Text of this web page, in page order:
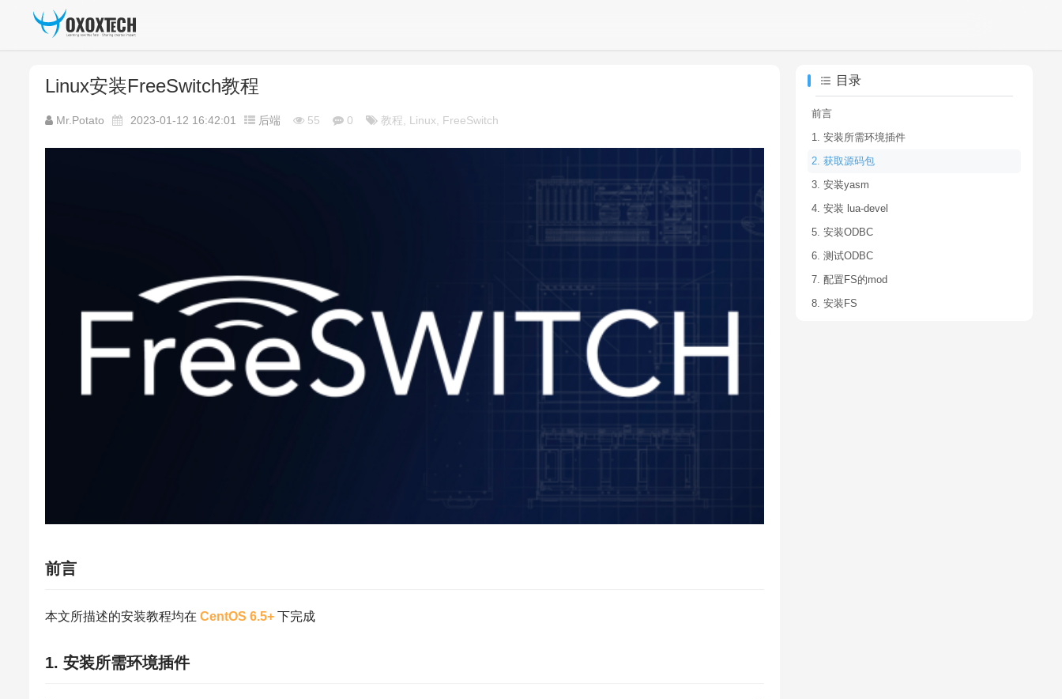
Linux安装FreeSwitch教程
Mr.Potato 2023-01-12 16:42:01 后端 55 0 教程, Linux, FreeSwitch
前言
本文所描述的安装教程均在 CentOS 6.5+ 下完成
1. 安装所需环境插件
目录
前言
1. 安装所需环境插件
2. 获取源码包
3. 安装yasm
4. 安装 lua-devel
5. 安装ODBC
6. 测试ODBC
7. 配置FS的mod
8. 安装FS